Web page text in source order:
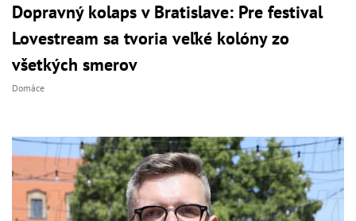
Dopravný kolaps v Bratislave: Pre festival
Lovestream sa tvoria veľké kolóny zo
všetkých smerov
Domáce